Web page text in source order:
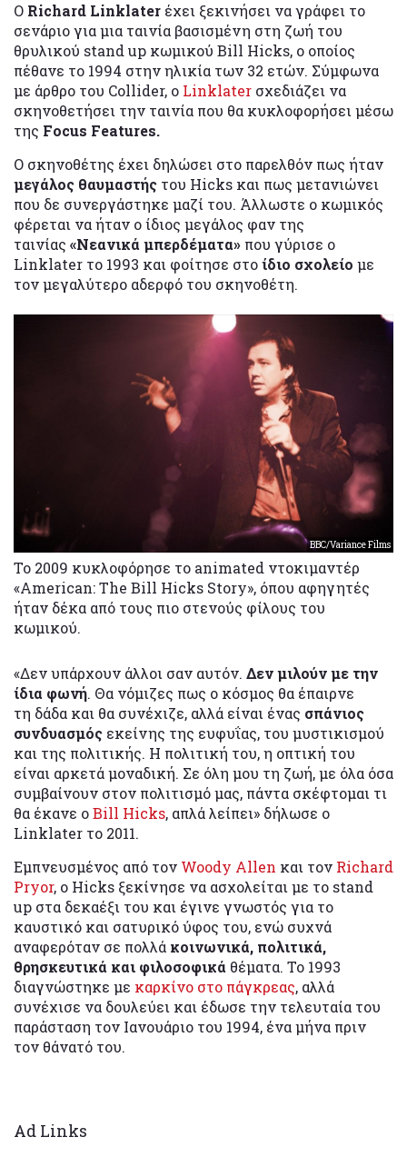
Ο Richard Linklater έχει ξεκινήσει να γράφει το
σενάριο για μια ταινία βασισμένη στη ζωή του
θρυλικού stand up κωμικού Bill Hicks, ο οποίος
πέθανε το 1994 στην ηλικία των 32 ετών. Σύμφωνα
με άρθρο του Collider, ο Linklater σχεδιάζει να
σκηνοθετήσει την ταινία που θα κυκλοφορήσει μέσω
της Focus Features.
Ο σκηνοθέτης έχει δηλώσει στο παρελθόν πως ήταν
μεγάλος θαυμαστής του Hicks και πως μετανιώνει
που δε συνεργάστηκε μαζί του. Άλλωστε ο κωμικός
φέρεται να ήταν ο ίδιος μεγάλος φαν της
ταινίας «Νεανικά μπερδέματα» που γύρισε ο
Linklater το 1993 και φοίτησε στοίδιο σχολείο με
τον μεγαλύτερο αδερφό του σκηνοθέτη.
BBC/Variance Films
Το 2009 κυκλοφόρησε το animated ντοκιμαντέρ
«American: The Bill Hicks Story», όπου αφηγητές
ήταν δέκα από τους πιο στενούς φίλους του
κωμικού.
«Δεν υπάρχουν άλλοι σαν αυτόν. Δεν μιλούν με την
ίδια φωνή. Θα νόμιζες πως ο κόσμος θα έπαιρνε
τη δάδα και θα συνέχιζε, αλλά είναι ένας σπάνιος
συνδυασμός εκείνης της ευφυΐας, του μυστικισμού
και της πολιτικής. Η πολιτική του, η οπτική του
είναι αρκετά μοναδική. Σε όλη μου τη ζωή, με όλα όσα
συμβαίνουν στον πολιτισμό μας, πάντα σκέφτομαι τι
θα έκανε οBill Hicks, απλά λείπει» δήλωσε ο
Linklater το 2011.
Εμπνευσμένος από τον Woody Allen και τον Richard
Pryor, ο Hicks ξεκίνησε να ασχολείται με το stand
up στα δεκαέξι του και έγινε γνωστός για το
καυστικό και σατυρικό ύφος του, ενώ συχνά
αναφερόταν σε πολλά κοινωνικά, πολιτικά,
θρησκευτικά και φιλοσοφικά θέματα. Το 1993
διαγνώστηκε με καρκίνο στο πάγκρεας, αλλά
συνέχισε να δουλεύει και έδωσε την τελευταία του
παράσταση τον Ιανουάριο του 1994, ένα μήνα πριν
τον θάνατό του.
Ad Links